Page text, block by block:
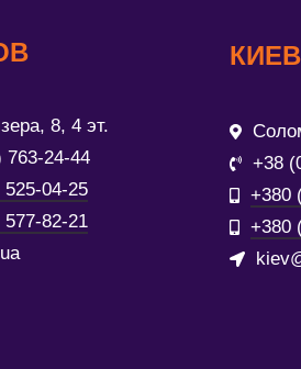
8, 4 эт.
763-24-44
04-25
82-21
КИЕВ
+38
+380
+380